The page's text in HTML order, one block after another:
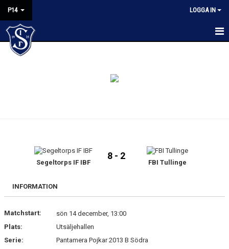
P14 LOGGA IN
HEM
BILDGALLERI
KONTAKT
Segeltorps IF IBF
8 - 2
FBI Tullinge
INFORMATION
Matchstart:
sön 14 december, 13:00
Plats:
Utsäljehallen
Serie:
Pantamera Pojkar 2013 B Södra